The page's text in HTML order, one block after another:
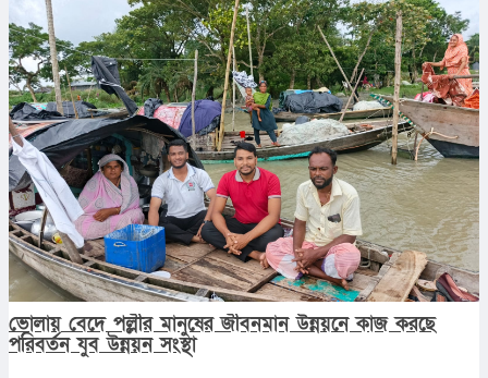
ভোলায় বেদে পল্লীর মানুষের জীবনমান উন্নয়নে কাজ করছে
পরিবর্তন যুব উন্নয়ন সংস্থা